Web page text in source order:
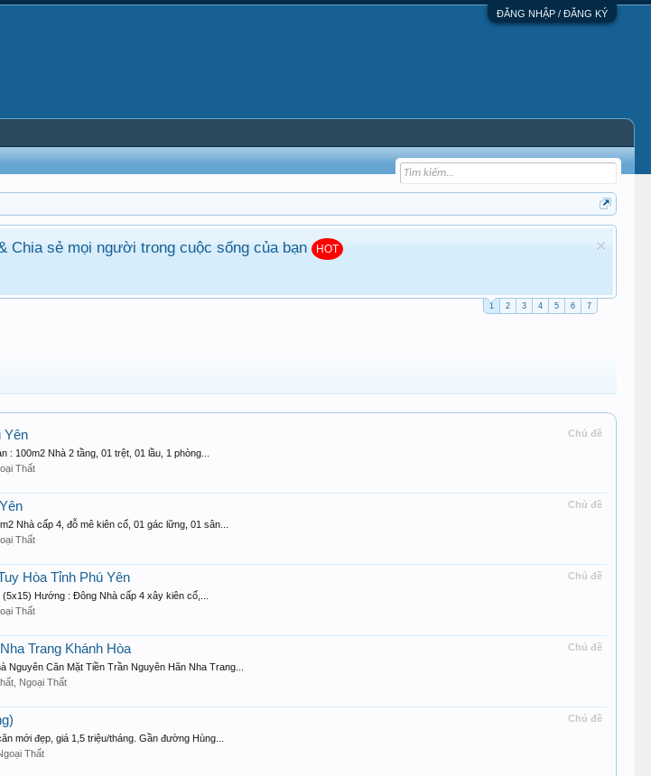
ĐĂNG NHẬP / ĐĂNG KÝ
Chia sẻ mọi người trong cuộc sống của bạn HOT
1 2 3 4 5 6 7
Chủ đề
Yên
100m2 Nhà 2 tầng, 01 trệt, 01 lầu, 1 phòng...
Thất
Chủ đề
Nhà cấp 4, đỗ mê kiên cố, 01 gác lững, 01 sân...
Thất
Chủ đề
Hòa Tỉnh Phú Yên
Hướng : Đông Nhà cấp 4 xây kiên cố,...
Thất
Chủ đề
Trang Khánh Hòa
Căn Mặt Tiền Trần Nguyên Hãn Nha Trang...
Ngoại Thất
Chủ đề
mới đẹp, giá 1,5 triệu/tháng. Gần đường Hùng...
Thất